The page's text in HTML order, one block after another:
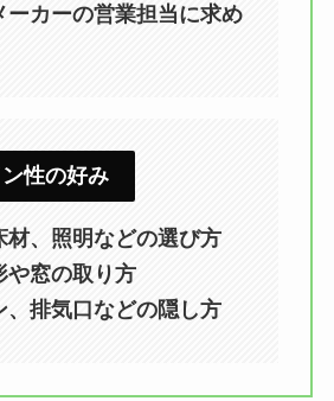
ーカーの営業担当に求め
性の好み
材、照明などの選び方
や窓の取り方
、排気口などの隠し方